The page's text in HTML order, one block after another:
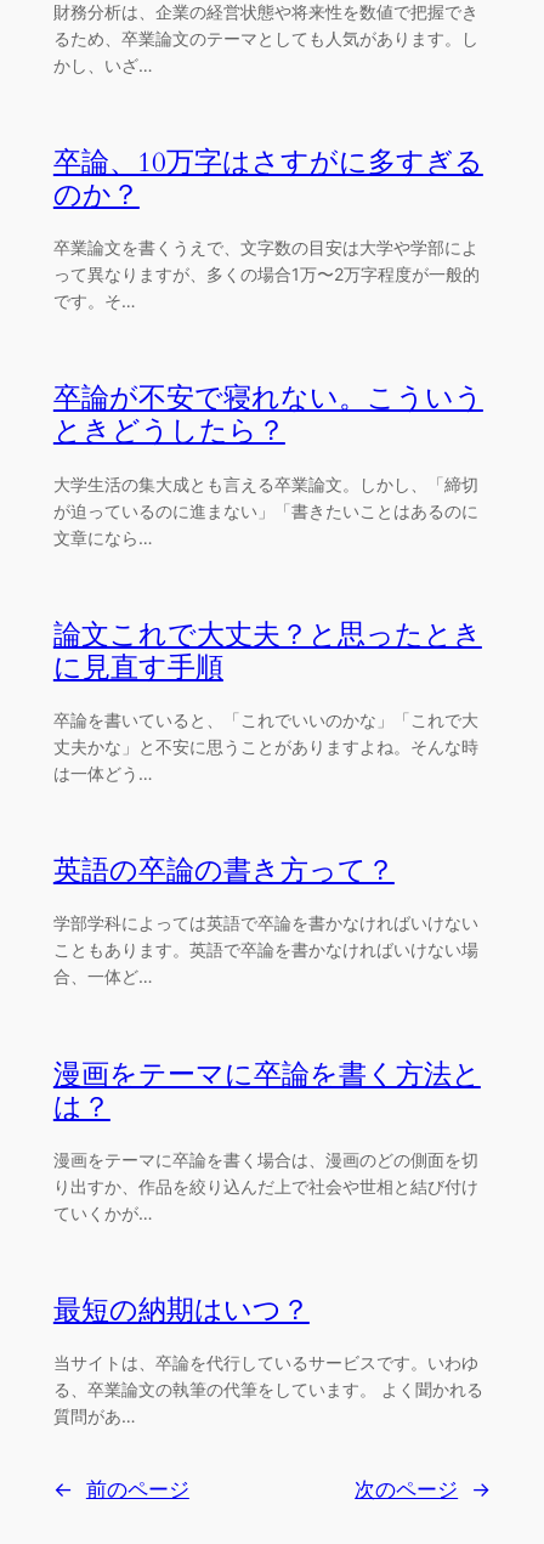
財務分析は、企業の経営状態や将来性を数値で把握でき
るため、卒業論文のテーマとしても人気があります。し
かし、いざ…
卒論、10万字はさすがに多すぎる
のか？
卒業論文を書くうえで、文字数の目安は大学や学部によ
って異なりますが、多くの場合1万〜2万字程度が一般的
です。そ…
卒論が不安で寝れない。こういう
ときどうしたら？
大学生活の集大成とも言える卒業論文。しかし、「締切
が迫っているのに進まない」「書きたいことはあるのに
文章になら…
論文これで大丈夫？と思ったとき
に見直す手順
卒論を書いていると、「これでいいのかな」「これで大
丈夫かな」と不安に思うことがありますよね。そんな時
は一体どう…
英語の卒論の書き方って？
学部学科によっては英語で卒論を書かなければいけない
こともあります。英語で卒論を書かなければいけない場
合、一体ど…
漫画をテーマに卒論を書く方法と
は？
漫画をテーマに卒論を書く場合は、漫画のどの側面を切
り出すか、作品を絞り込んだ上で社会や世相と結び付け
ていくかが…
最短の納期はいつ？
当サイトは、卒論を代行しているサービスです。いわゆ
る、卒業論文の執筆の代筆をしています。 よく聞かれる
質問があ…
← 前のページ 次のページ →